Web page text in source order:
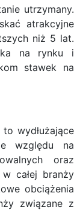
utrzymany.
atrakcyjne
niż 5 lat.
na rynku i
stawek na
wydłużające
względu na
oraz
całej branży
obciążenia
związane z